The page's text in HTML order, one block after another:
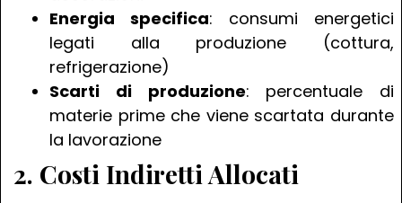
Energia specifica: consumi energetici
legati alla produzione (cottura,
refrigerazione)
Scarti di produzione: percentuale di
materie prime che viene scartata durante
la lavorazione
2. Costi Indiretti Allocati